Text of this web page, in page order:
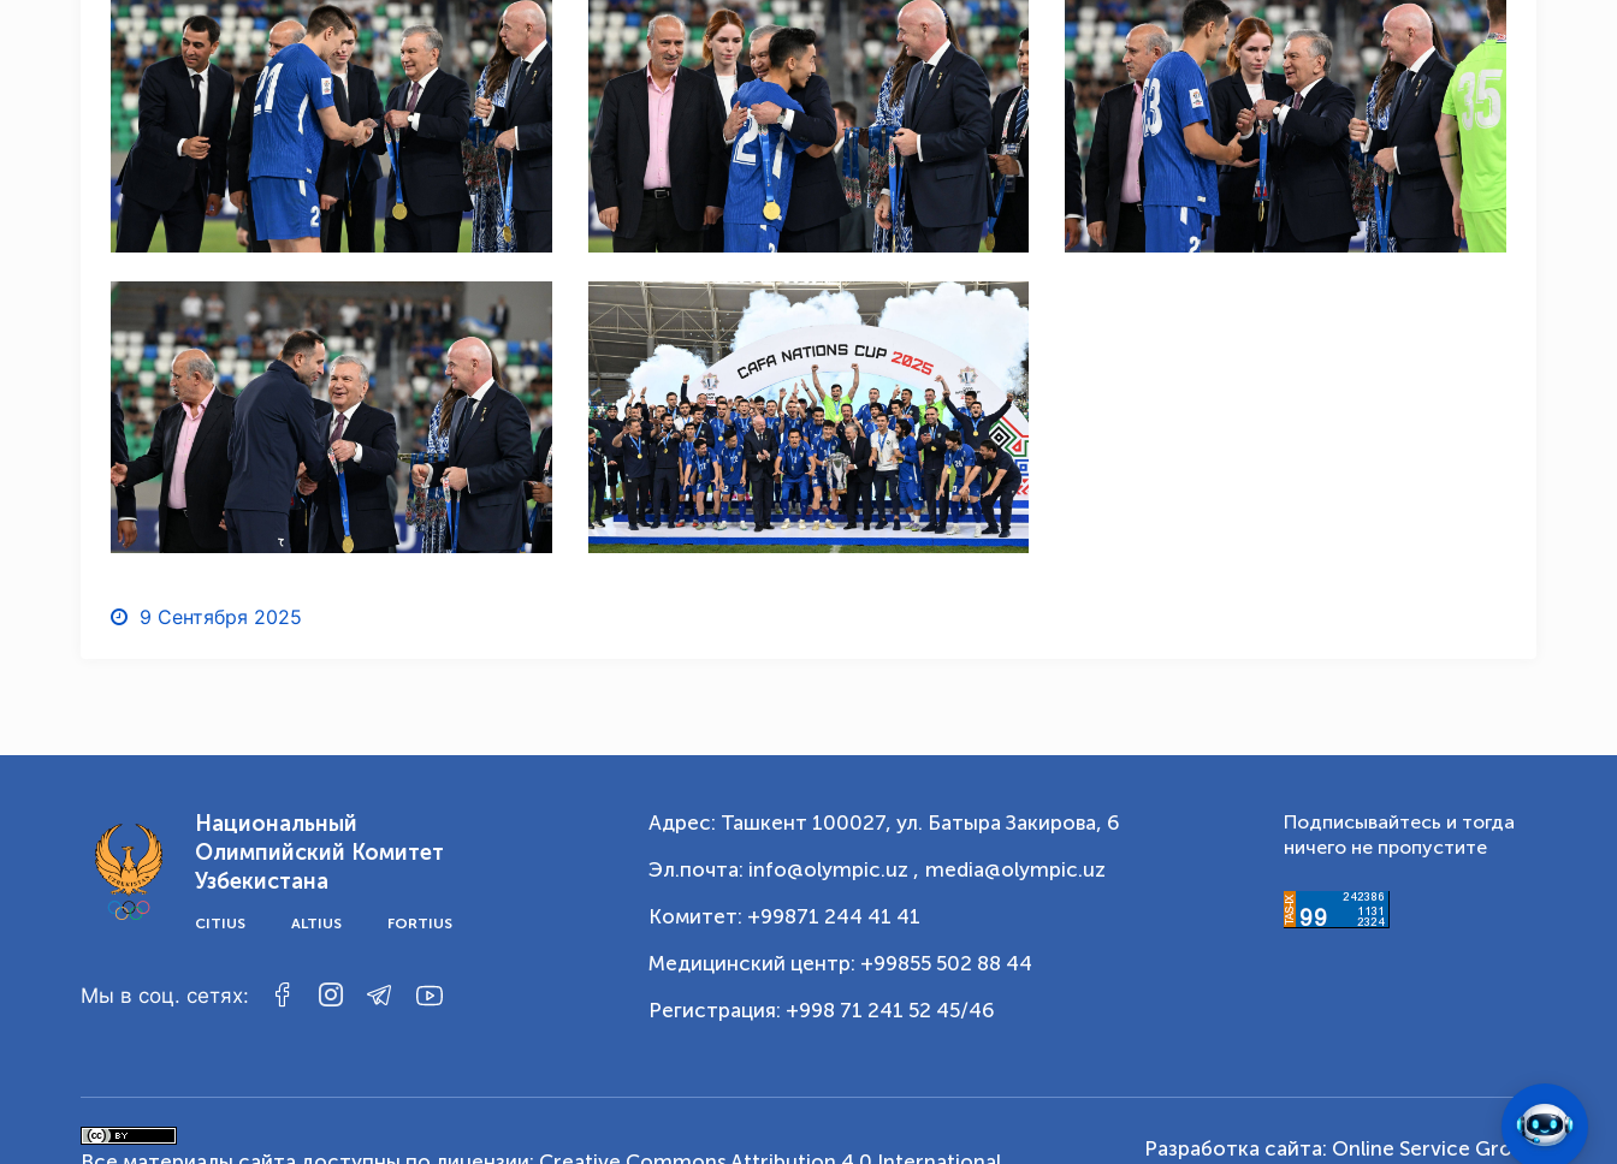
9 Сентября 2025
Национальный
Олимпийский Комитет
Узбекистана
CITIUS ALTIUS FORTIUS
Мы в соц. сетях:
Адрес: Ташкент 100027, ул. Батыра Закирова, 6
Эл.почта: info@olympic.uz , media@olympic.uz
Комитет: +99871 244 41 41
Медицинский центр: +99855 502 88 44
Регистрация: +998 71 241 52 45/46
Подписывайтесь и тогда
ничего не пропустите
Разработка сайта: Online Service Group